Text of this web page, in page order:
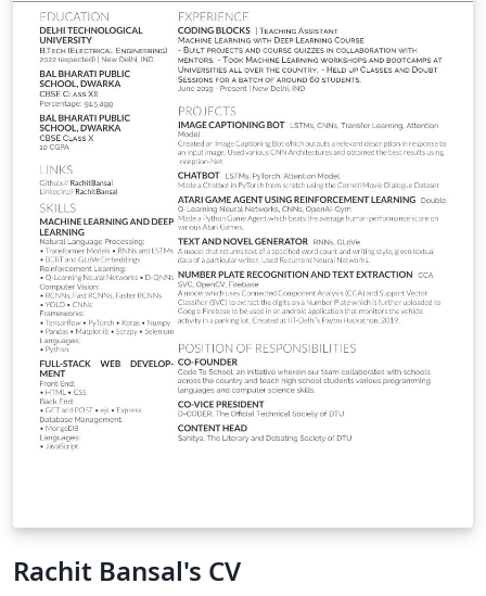
Rachit Bansal's CV